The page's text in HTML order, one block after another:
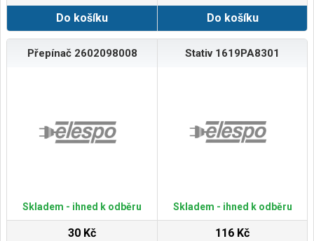
Do košíku
Do košíku
Přepínač 2602098008
Skladem - ihned k odběru
30 Kč
Stativ 1619PA8301
Skladem - ihned k odběru
116 Kč